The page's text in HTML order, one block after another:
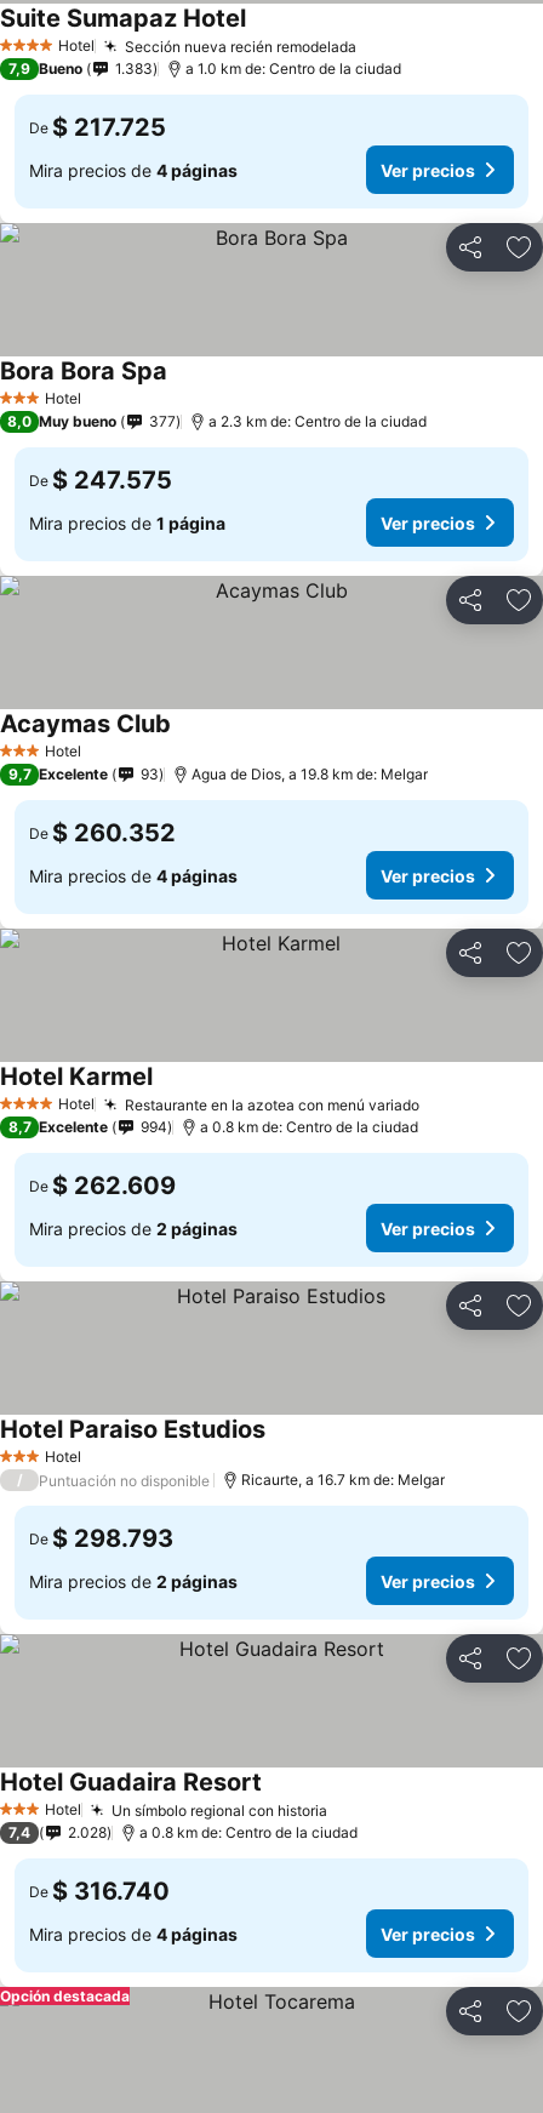
4 EstrellasHotel Sección nueva recién remodelada
Suite Sumapaz Hotel
7,9 Bueno 1.383 a 1.0 km de: Centro de la ciudad
De $ 217.725
Mira precios de 4 páginas Ver precios
Compartir
3 Estrellas
Hotel
Bora Bora Spa
8,0 Muy bueno 377 a 2.3 km de: Centro de la ciudad
De $ 247.575
Mira precios de 1 página Ver precios
Compartir
3 Estrellas
Hotel
Acaymas Club
9,7 Excelente 93 Agua de Dios, a 19.8 km de: Melgar
De $ 260.352
Mira precios de 4 páginas Ver precios
Compartir
4 EstrellasHotel Restaurante en la azotea con menú variado
Hotel Karmel
8,7 Excelente 994 a 0.8 km de: Centro de la ciudad
De $ 262.609
Mira precios de 2 páginas Ver precios
Compartir
3 Estrellas
Hotel
Hotel Paraiso Estudios
/ Puntuación no disponible Ricaurte, a 16.7 km de: Melgar
De $ 298.793
Mira precios de 2 páginas Ver precios
Compartir
3 Estrellas
Hotel Un símbolo regional con historia
Hotel Guadaira Resort
7,4 2.028 a 0.8 km de: Centro de la ciudad
De $ 316.740
Mira precios de 4 páginas Ver precios
Compartir
Opción destacada